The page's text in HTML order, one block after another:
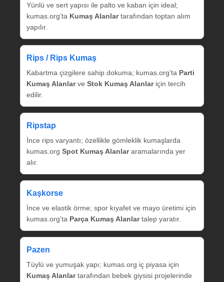
Yünlü ve sert yapısı ile palto ve kaban için ideal;
kumas.org’ta Kumaş Alanlartarafından toptan alım
yapılır.
Rips / Rips Kumaş
Kabartma çizgilere sahip dokuma; kumas.org’ta Parti
Kumaş Alanlarve Stok Kumaş Alanlariçin tercih
edilir.
Ripstap
İnce rips varyantı; özellikle gömleklik kumaşlarda
kumas.org Spot Kumaş Alanlararamalarında yer
alır.
Kaşkorse
İnce ve elastik örme; spor kıyafet ve mayo üretimi için
kumas.org’ta Parça Kumaş Alanlartalep yaratır.
Pazen
Tüylü ve yumuşak yapı; kumas.org iç piyasa için
Kumaş Alanlartarafından bebek giysisi projelerinde